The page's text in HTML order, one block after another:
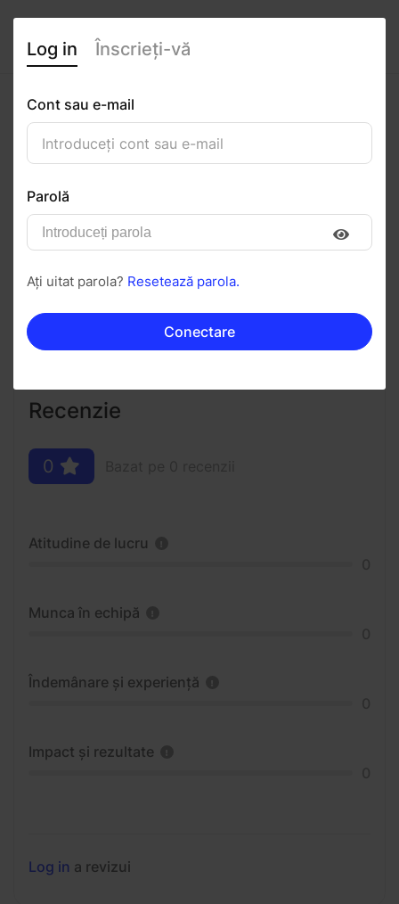
Sophia Tincu
Urmăriți Salvați în PDF
Invitați Mesaj
Recenzie
0
Atitudine de lucru
Munca în echipă
Îndemânare și experiență
Impact și rezultate
Log in a revizui
Log in Înscrieți-vă
Cont sau e-mail
Parolă
Ați uitat parola? Resetează parola.
Conectare